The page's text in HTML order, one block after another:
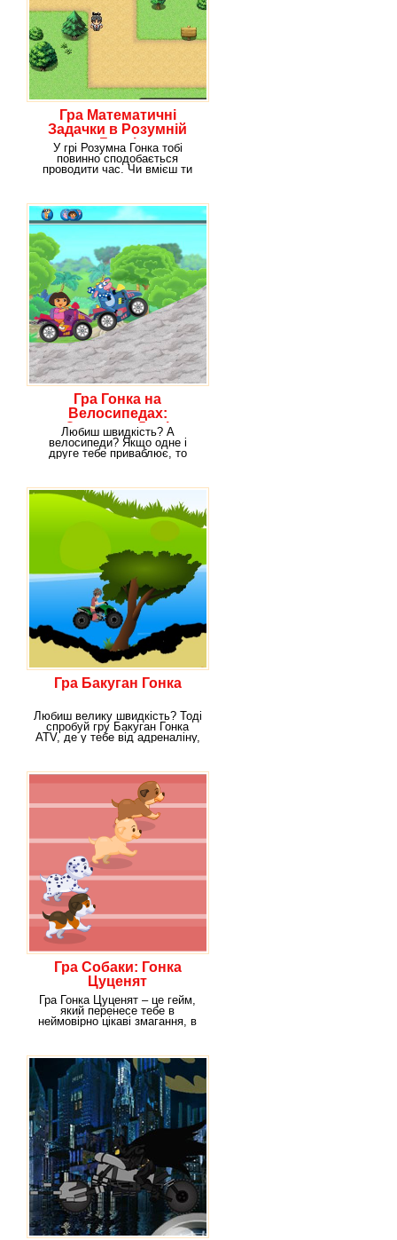
Гра Математичні
Задачки в Розумній
Гонці
У грі Розумна Гонка тобі
повинно сподобається
проводити час. Чи вмієш ти
Гра Гонка на
Велосипедах:
Змагання Даші
Любиш швидкість? А
велосипеди? Якщо одне і
друге тебе приваблює, то
Гра Бакуган Гонка
Любиш велику швидкість? Тоді
спробуй гру Бакуган Гонка
ATV, де у тебе від адреналіну,
Гра Собаки: Гонка
Цуценят
Гра Гонка Цуценят – це гейм,
який перенесе тебе в
неймовірно цікаві змагання, в